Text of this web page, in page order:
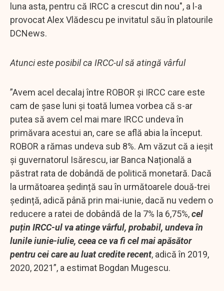
luna asta, pentru că IRCC a crescut din nou", a l-a
provocat Alex Vlădescu pe invitatul său în platourile
DCNews.
Atunci este posibil ca IRCC-ul să atingă vârful
”Avem acel decalaj între ROBOR și IRCC care este
cam de șase luni și toată lumea vorbea că s-ar
putea să avem cel mai mare IRCC undeva în
primăvara acestui an, care se află abia la început.
ROBOR a rămas undeva sub 8%. Am văzut că a ieșit
și guvernatorul Isărescu, iar Banca Națională a
păstrat rata de dobândă de politică monetară. Dacă
la următoarea ședință sau în următoarele două-trei
ședință, adică până prin mai-iunie, dacă nu vedem o
reducere a ratei de dobândă de la 7% la 6,75%,cel
puțin IRCC-ul va atinge vârful, probabil, undeva în
lunile iunie-iulie, ceea ce va fi cel mai apăsător
pentru cei care au luat credite recent, adică în 2019,
2020, 2021”, a estimat Bogdan Mugescu.